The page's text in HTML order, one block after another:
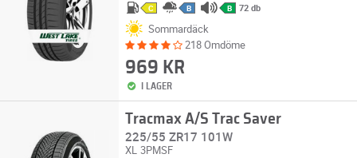
C B B 72 db
Sommardäck
218 Omdöme
969 KR
I LAGER
Tracmax A/S Trac Saver
225/55 ZR17 101W
XL 3PMSF